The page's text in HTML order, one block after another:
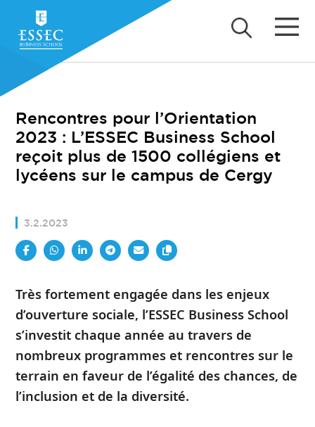
Rencontres pour l’Orientation
2023 : L’ESSEC Business School
reçoit plus de 1500 collégiens et
lycéens sur le campus de Cergy
3.2.2023
Très fortement engagée dans les enjeux
d’ouverture sociale, l’ESSEC Business School
s’investit chaque année au travers de
nombreux programmes et rencontres sur le
terrain en faveur de l’égalité des chances, de
l’inclusion et de la diversité.